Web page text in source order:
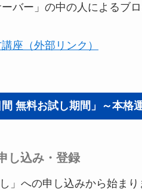
バー」の中の人によるブ
座（外部リンク）
間 無料お試し期間」～本格
し込み・登録
」への申し込みから始まり